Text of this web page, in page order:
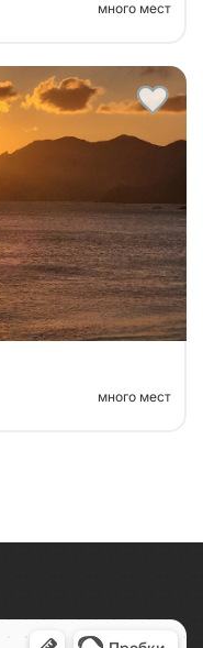
автобусе
много мест
много мест